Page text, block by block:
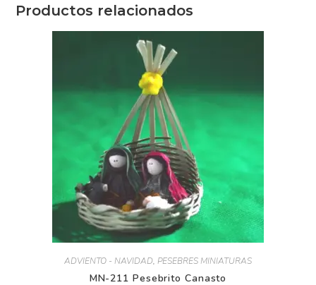
Productos relacionados
ADVIENTO - NAVIDAD,PESEBRES MINIATURAS
MN-211 Pesebrito Canasto
Recibe GRATIS
nuestros
consejos.